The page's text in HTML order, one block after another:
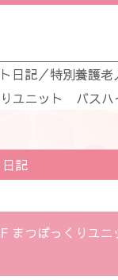
日記／特別養護老
ユニット バスハ
記
まつぼっくりユ